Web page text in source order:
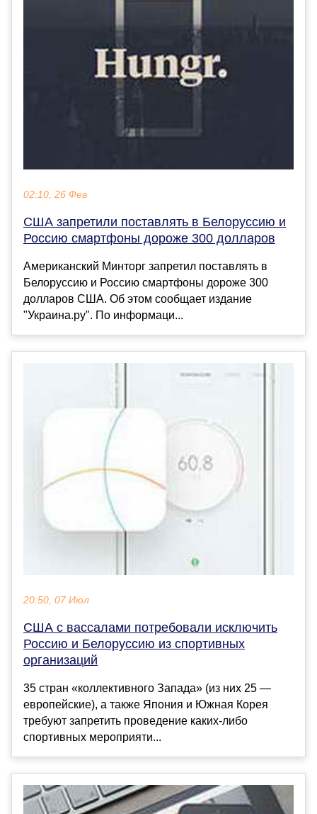
02:10, 26 Фев
США запретили поставлять в Белоруссию и
Россию смартфоны дороже 300 долларов
Американский Минторг запретил поставлять в
Белоруссию и Россию смартфоны дороже 300
долларов США. Об этом сообщает издание
"Украина.ру". По информаци...
20:50, 07 Июл
США с вассалами потребовали исключить
Россию и Белоруссию из спортивных
организаций
35 стран «коллективного Запада» (из них 25 —
европейские), а также Япония и Южная Корея
требуют запретить проведение каких-либо
спортивных мероприяти...